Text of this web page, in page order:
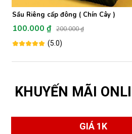
Sầu Riêng cấp đông ( Chín Cây )
100.000 ₫ 200.000 ₫
(5.0)
KHUYẾN MÃI
GIÁ 1K